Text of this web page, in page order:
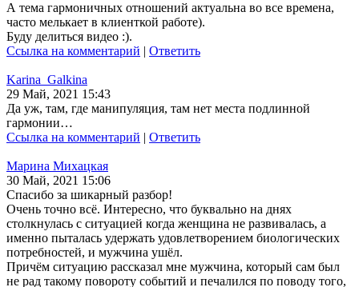
А тема гармоничных отношений актуальна во все времена,
часто мелькает в клиенткой работе).
Буду делиться видео :).
Ссылка на комментарий | Ответить
Karina_Galkina
29 Май, 2021 15:43
Да уж, там, где манипуляция, там нет места подлинной
гармонии…
Ссылка на комментарий | Ответить
Марина Михацкая
30 Май, 2021 15:06
Спасибо за шикарный разбор!
Очень точно всё. Интересно, что буквально на днях
столкнулась с ситуацией когда женщина не развивалась, а
именно пыталась удержать удовлетворением биологических
потребностей, и мужчина ушёл.
Причём ситуацию рассказал мне мужчина, который сам был
не рад такому повороту событий и печалился по поводу того,